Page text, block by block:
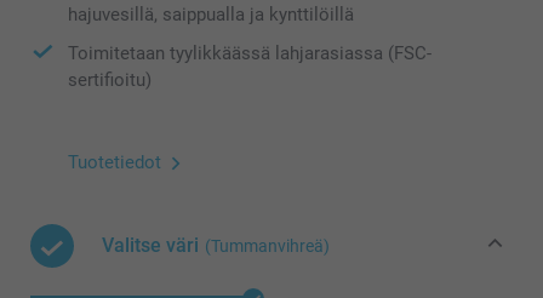
hajuvesillä, saippualla ja kynttilöillä
Toimitetaan tyylikkäässä lahjarasiassa (FSC-
sertifioitu)
Tuotetiedot
Valitse väri (Tummanvihreä)